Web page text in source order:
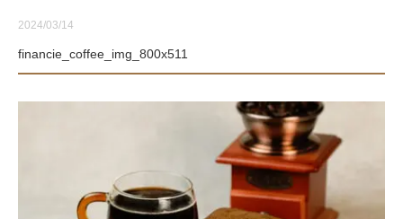
2024/03/14
financie_coffee_img_800x511